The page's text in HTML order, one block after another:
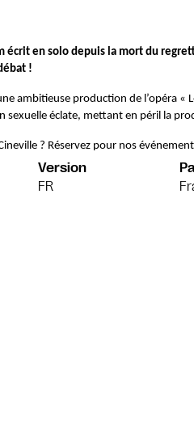
écrit en solo depuis la mort du
!
ambitieuse production de l’opéra «
sexuelle éclate, mettant en péril la
? Réservez pour nos
Version
FR